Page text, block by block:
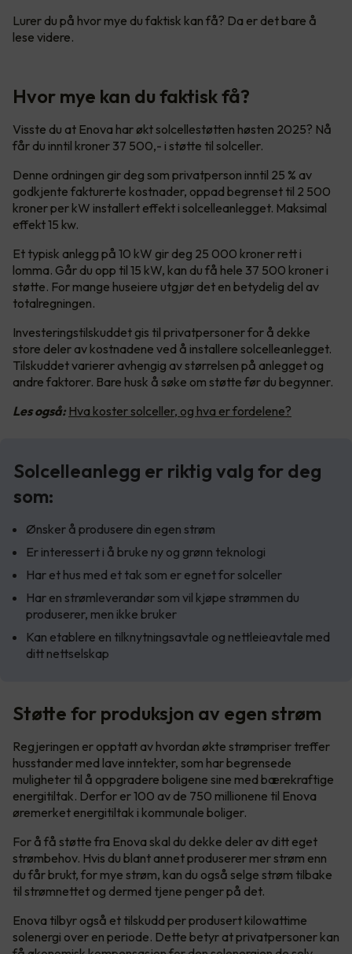
Lurer du på hvor mye du faktisk kan få? Da er det bare å
lese videre.
Hvor mye kan du faktisk få?
Visste du at Enova har økt solcellestøtten høsten 2025? Nå
får du inntil kroner 37 500,- i støtte til solceller.
Denne ordningen gir deg som privatperson inntil 25 % av
godkjente fakturerte kostnader, oppad begrenset til 2 500
kroner per kW installert effekt i solcelleanlegget. Maksimal
effekt 15 kw.
Et typisk anlegg på 10 kW gir deg 25 000 kroner rett i
lomma. Går du opp til 15 kW, kan du få hele 37 500 kroner i
støtte. For mange huseiere utgjør det en betydelig del av
totalregningen.
Investeringstilskuddet gis til privatpersoner for å dekke
store deler av kostnadene ved å installere solcelleanlegget.
Tilskuddet varierer avhengig av størrelsen på anlegget og
andre faktorer. Bare husk å søke om støtte før du begynner.
Les også: Hva koster solceller, og hva er fordelene?
Solcelleanlegg er riktig valg for deg
som:
Ønsker å produsere din egen strøm
Er interessert i å bruke ny og grønn teknologi
Har et hus med et tak som er egnet for solceller
Har en strømleverandør som vil kjøpe strømmen du
produserer, men ikke bruker
Kan etablere en tilknytningsavtale og nettleieavtale med
ditt nettselskap
Støtte for produksjon av egen strøm
Regjeringen er opptatt av hvordan økte strømpriser treffer
husstander med lave inntekter, som har begrensede
muligheter til å oppgradere boligene sine med bærekraftige
energitiltak. Derfor er 100 av de 750 millionene til Enova
øremerket energitiltak i kommunale boliger.
For å få støtte fra Enova skal du dekke deler av ditt eget
strømbehov. Hvis du blant annet produserer mer strøm enn
du får brukt, for mye strøm, kan du også selge strøm tilbake
til strømnettet og dermed tjene penger på det.
Enova tilbyr også et tilskudd per produsert kilowattime
solenergi over en periode. Dette betyr at privatpersoner kan